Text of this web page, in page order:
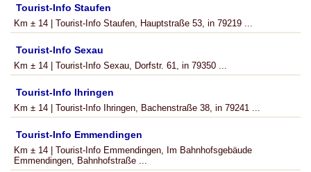
Tourist-Info Staufen
Km ± 14 | Tourist-Info Staufen, Hauptstraße 53, in 79219 ...
Tourist-Info Sexau
Km ± 14 | Tourist-Info Sexau, Dorfstr. 61, in 79350 ...
Tourist-Info Ihringen
Km ± 14 | Tourist-Info Ihringen, Bachenstraße 38, in 79241 ...
Tourist-Info Emmendingen
Km ± 14 | Tourist-Info Emmendingen, Im Bahnhofsgebäude
Emmendingen, Bahnhofstraße ...